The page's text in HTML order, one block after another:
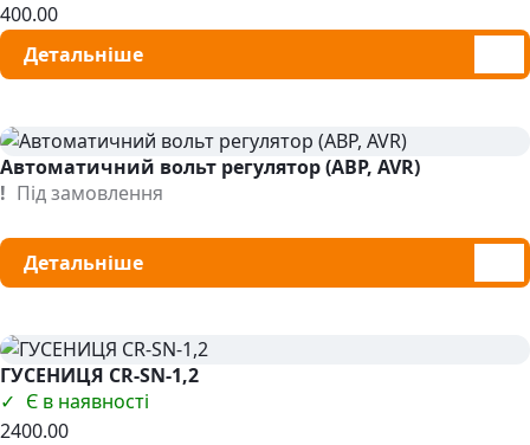
400.00
Детальніше
Автоматичний вольт регулятор (АВР, AVR)
Під замовлення
Детальніше
ГУСЕНИЦЯ CR-SN-1,2
Є в наявності
2400.00